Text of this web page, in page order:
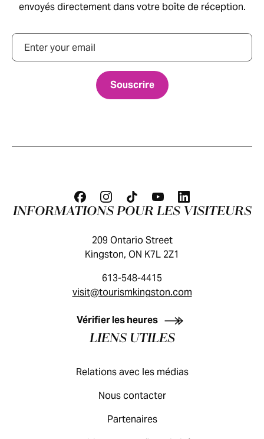
envoyés directement dans votre boîte de réception.
Courriel
GUIDE DES VISITEURS
INFORMATIONS POUR LES VISITEURS
209 Ontario Street
Kingston, ON K7L 2Z1
613-548-4415
visit@tourismkingston.com
Vérifier les heures
LIENS UTILES
Relations avec les médias
Nous contacter
Partenaires